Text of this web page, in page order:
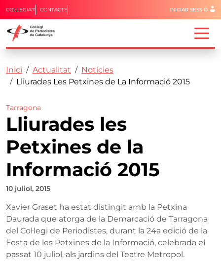
Vés al contingut
Capçalera
COL·LEGIA'T CONTACTE Menú del
INICIAR SESSIÓ
Fil d'ariadna
Inici Actualitat
Notícies
Lliurades Les Petxines de La Informació 2015
Tarragona
Lliurades les
Petxines de la
Informació 2015
10 juliol, 2015
Xavier Graset ha estat distingit amb la Petxina
Daurada que atorga de la Demarcació de Tarragona
del Col·legi de Periodistes, durant la 24a edició de la
Festa de les Petxines de la Informació, celebrada el
passat 10 juliol, als jardins del Teatre Metropol.